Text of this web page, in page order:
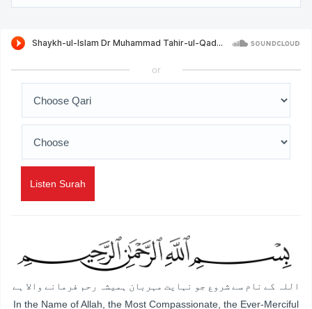
or
Listen Surah
اللہ کے نام سے شروع جو نہایت مہربان ہمیشہ رحم فرمانے والا ہے
In the Name of Allah, the Most Compassionate, the Ever-Merciful